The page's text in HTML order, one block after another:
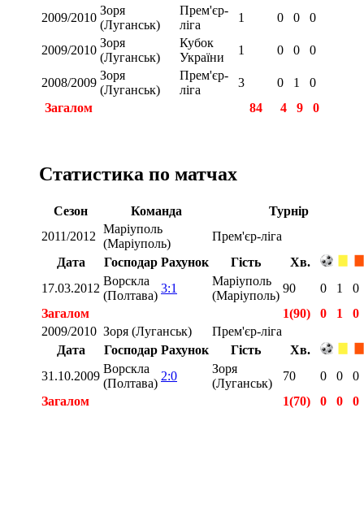
2009/2010
Зоря
(Луганськ)
Прем'єр-
ліга
1 0 0 0
2009/2010
Зоря
(Луганськ)
Кубок
України
1 0 0 0
2008/2009
Зоря
(Луганськ)
Прем'єр-
ліга
3 0 1
0
Загалом
84 4 9 0
Статистика по матчах
Сезон Команда
Турнір
2011/2012
Маріуполь
(Маріуполь)
Прем'єр-ліга
Дата
Господар Рахунок Гість
Хв.
17.03.2012
Ворскла
(Полтава)
3:1
Маріуполь
(Маріуполь)
90 0 1
0
Загалом
1(90) 0 1
0
2009/2010 Зоря (Луганськ)
Прем'єр-ліга
Дата
Господар Рахунок Гість
Хв.
31.10.2009
Ворскла
(Полтава)
2:0
Зоря
(Луганськ)
70 0 0
0
Загалом
1(70) 0 0
0